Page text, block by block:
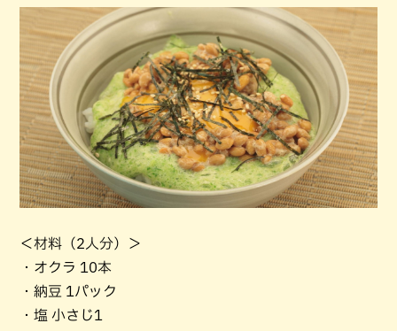
＜材料（2人分）＞
・オクラ 10本
・納豆 1パック
・塩 小さじ1